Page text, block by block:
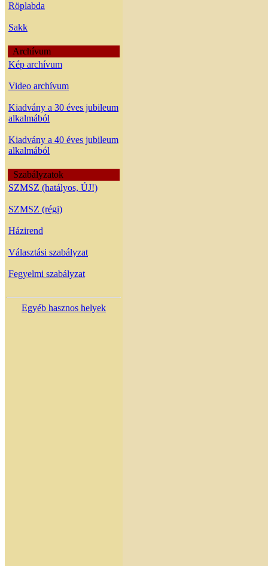
Röplabda
Sakk
Archívum
Kép archívum
Video archívum
Kiadvány a 30 éves jubileum
alkalmából
Kiadvány a 40 éves jubileum
alkalmából
Szabályzatok
SZMSZ (hatályos, ÚJ!)
SZMSZ (régi)
Házirend
Választási szabályzat
Fegyelmi szabályzat
Egyéb hasznos helyek